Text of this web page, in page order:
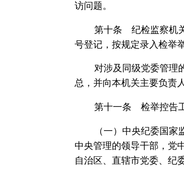
访问题。
第十条 纪检监察机
号登记，按规定录入检举
对涉及同级党委管理
总，并向本机关主要负责
第十一条 检举控告
（一）中央纪委国
中央管理的领导干部，党
自治区、直辖市党委、纪